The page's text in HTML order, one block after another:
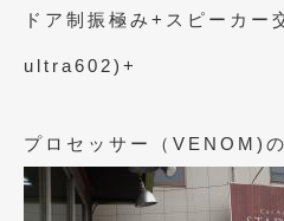
2021年3月(1)
2021年1月(2)
ドア制振極み+スピーカ
ultra602)+
プロセッサー（VENOM)